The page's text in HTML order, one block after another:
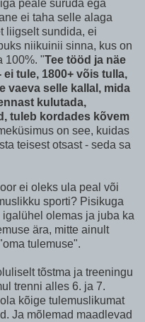
peale suruda ega
ei taha selle alaga
liigselt sundida, ei
niikuinii sinna, kus on
100%. "Tee tööd ja näe
tule, 1800+ võis tulla,
vaeva selle kallal, mida
kulutada,
tuleb kordades kõvem
on see, kuidas
teisest otsast - seda sa
ei oleks ula peal või
sporti? Pisikuga
olemas ja juba ka
ära, mitte ainult
tulemuse".
tõstma ja treeningu
trenni alles 6. ja 7.
kõige tulemuslikumat
Ja mõlemad maadlevad